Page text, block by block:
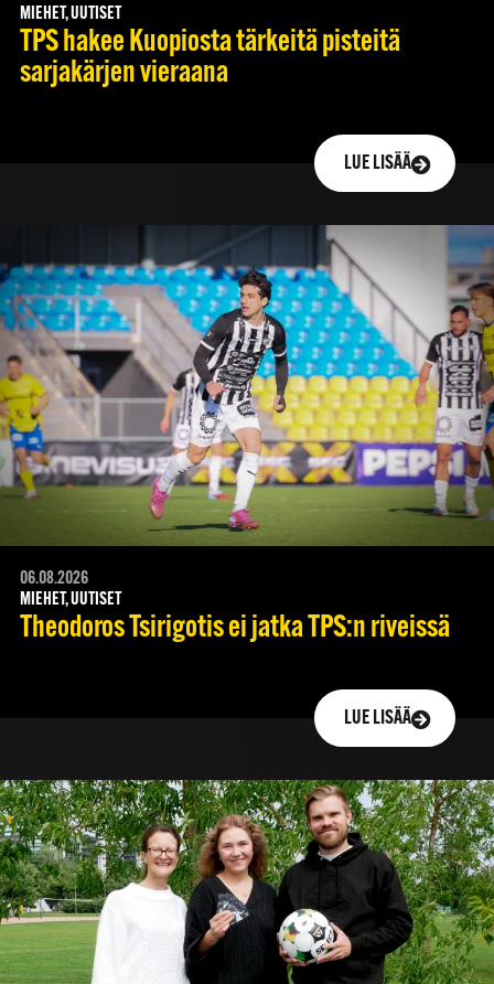
MIEHET, UUTISET
TPS hakee Kuopiosta tärkeitä pisteitä
sarjakärjen vieraana
LUE LISÄÄ
06.08.2026
MIEHET, UUTISET
Theodoros Tsirigotis ei jatka TPS:n riveissä
LUE LISÄÄ